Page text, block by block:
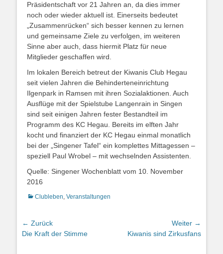
Präsidentschaft vor 21 Jahren an, da dies immer
noch oder wieder aktuell ist. Einerseits bedeutet
„Zusammenrücken“ sich besser kennen zu lernen
und gemeinsame Ziele zu verfolgen, im weiteren
Sinne aber auch, dass hiermit Platz für neue
Mitglieder geschaffen wird.
Im lokalen Bereich betreut der Kiwanis Club Hegau
seit vielen Jahren die Behinderteneinrichtung
Ilgenpark in Ramsen mit ihren Sozialaktionen. Auch
Ausflüge mit der Spielstube Langenrain in Singen
sind seit einigen Jahren fester Bestandteil im
Programm des KC Hegau. Bereits im elften Jahr
kocht und finanziert der KC Hegau einmal monatlich
bei der „Singener Tafel“ ein komplettes Mittagessen –
speziell Paul Wrobel – mit wechselnden Assistenten.
Quelle: Singener Wochenblatt vom 10. November
2016
Kategorien
Clubleben, Veranstaltungen
Beitrags-
Navigation
← Zurück
Vorheriger
Die Kraft der Stimme
Weiter →
NächsterKiwanis sind Zirkusfans